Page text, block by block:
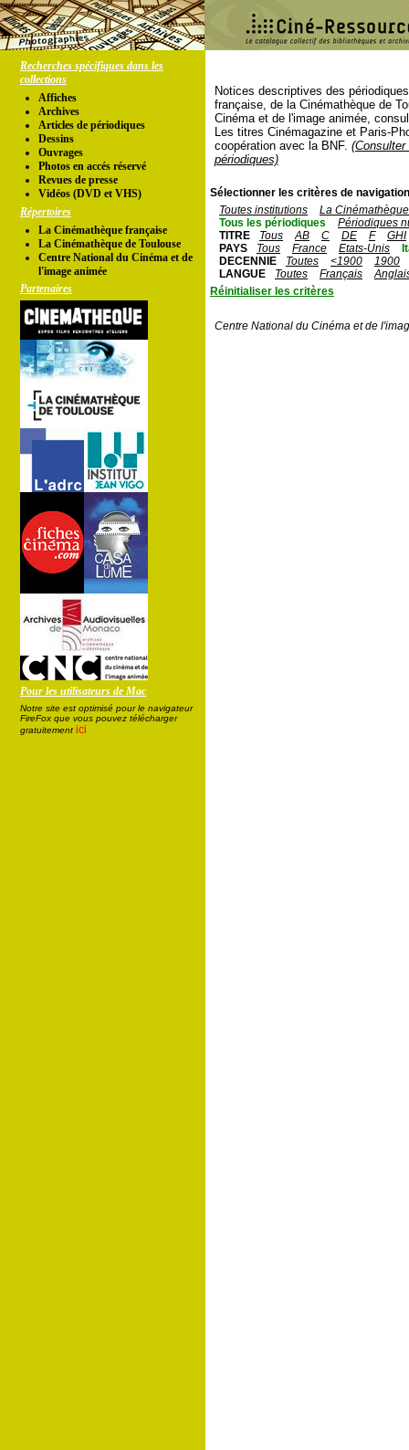
Recherches spécifiques dans les
collections
Affiches
Archives
Articles de périodiques
Dessins
Ouvrages
Photos en accés réservé
Revues de presse
Vidéos (DVD et VHS)
Répertoires
La Cinémathèque française
La Cinémathèque de Toulouse
Centre National du Cinéma et de
l'image animée
Partenaires
Pour les utilisateurs de Mac
Notre site est optimisé pour le navigateur
FireFox que vous pouvez télécharger
gratuitement ici
Notices descriptives des
française, de la Cinémathèque de
Cinéma et de l'image animée,
Les titres Cinémagazine et Paris-
coopération avec la BNF.
périodiques)
Sélectionner les critères de
Toutes institutions
La
Tous les périodiques
Périodiques
TITRE
Tous AB C DE F
GHI
PAYS
Tous France Etats-Unis
DECENNIE
Toutes <1900
1900
LANGUE
Toutes Français
Réinitialiser les critères
Centre National du Cinéma et de